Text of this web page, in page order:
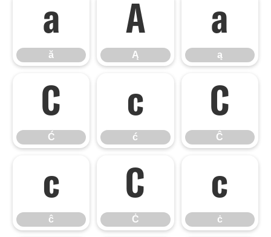
ă
ă
Ą
Ą
ą
ą
Ć
Ć
ć
ć
Ĉ
Ĉ
ĉ
ĉ
Ċ
Ċ
ċ
ċ